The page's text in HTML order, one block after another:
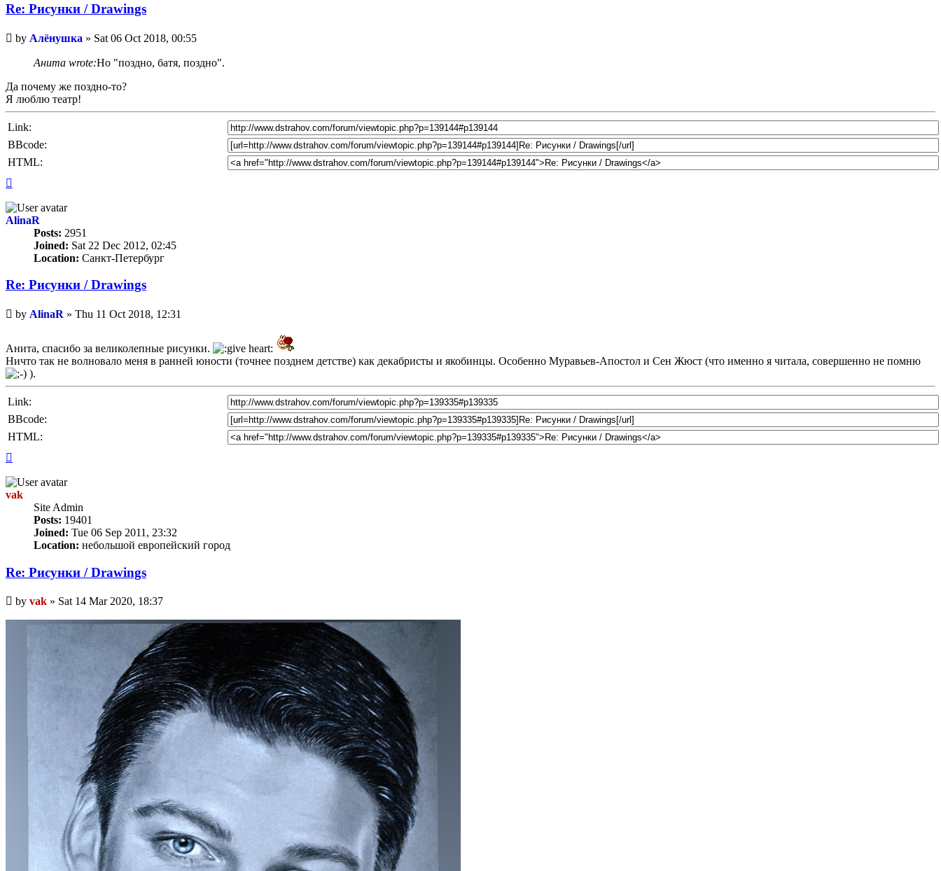
Re: Рисунки / Drawings
Unread
post
by Алёнушка » Sat 06 Oct 2018, 00:55
Анита wrote:Но "поздно, батя, поздно".
Да почему же поздно-то?
Я люблю театр!
Link:
BBcode:
HTML:
AlinaR
Posts: 2951
Joined: Sat 22 Dec 2012, 02:45
Location: Санкт-Петербург
Re: Рисунки / Drawings
Unread
post
by AlinaR » Thu 11 Oct 2018, 12:31
Анита, спасибо за великолепные рисунки.
Ничто так не волновало меня в ранней юности (точнее позднем детстве) как декабристы и якобинцы. Особенно Муравьев-Апостол и Сен Жюст (что именно я читала, совершенно не помню
).
Link:
BBcode:
HTML:
vak
Site Admin
Posts: 19401
Joined: Tue 06 Sep 2011, 23:32
Location: небольшой европейский город
Re: Рисунки / Drawings
Unread
post
by vak » Sat 14 Mar 2020, 18:37